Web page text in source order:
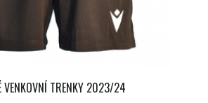
VENKOVNÍ TRENKY 2023/24